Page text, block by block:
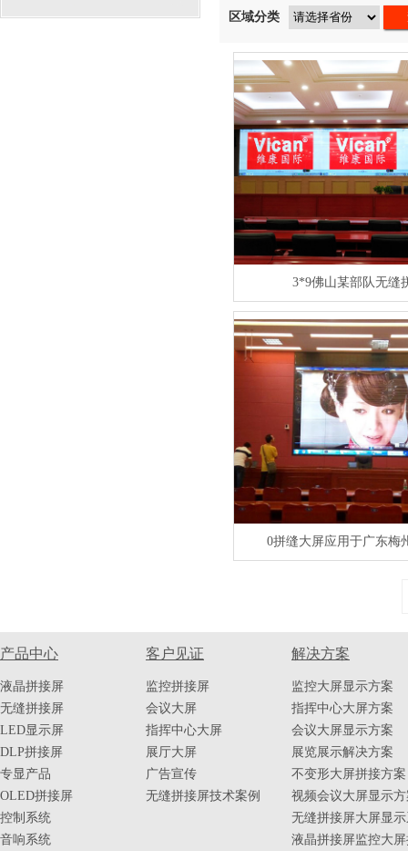
区域分类
3*9佛山某部队无缝
0拼缝大屏应用于广东梅
产品中心
液晶拼接屏
无缝拼接屏
LED显示屏
DLP拼接屏
专显产品
OLED拼接屏
控制系统
音响系统
客户见证
监控拼接屏
会议大屏
指挥中心大屏
展厅大屏
广告宣传
无缝拼接屏技术案例
解决方案
监控大屏显示方案
指挥中心大屏方案
会议大屏显示方案
展览展示解决方案
不变形大屏拼接方案
视频会议大屏显示
无缝拼接屏大屏显
液晶拼接屏监控大